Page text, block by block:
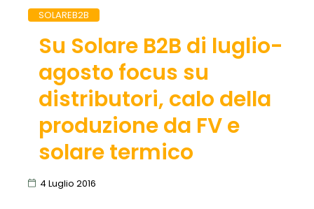
SOLAREB2B
Su Solare B2B di luglio-
agosto focus su
distributori, calo della
produzione da FV e
solare termico
4 Luglio 2016